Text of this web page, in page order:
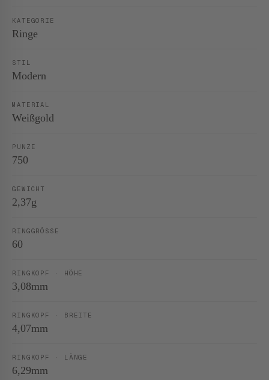
KATEGORIE
Ringe
STIL
Modern
MATERIAL
Weißgold
PUNZE
750
GEWICHT
2,37g
RINGGRÖSSE
60
RINGKOPF · HÖHE
3,08mm
RINGKOPF · BREITE
4,07mm
RINGKOPF · LÄNGE
6,29mm